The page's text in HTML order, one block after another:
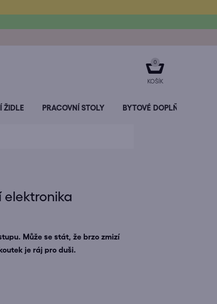
NÁKUPNÍ
KOŠÍK
ŽIDLE PRACOVNÍ STOLY BYTOVÉ DOPLŇKY
elektronika
Může se stát, že brzo zmizí
je ráj pro duši.